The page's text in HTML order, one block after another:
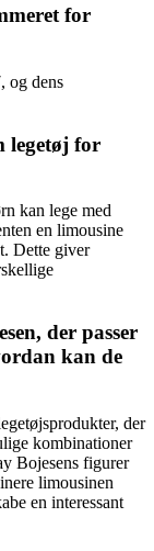
for
og dens
legetøj for
kan lege med
en limousine
Dette giver
der passer
kan de
der
kombinationer
Bojesens figurer
limousinen
en interessant